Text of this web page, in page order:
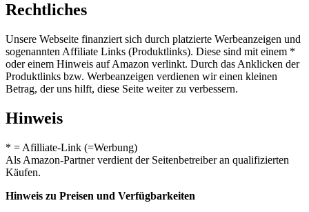
Rechtliches
Unsere Webseite finanziert sich durch platzierte Werbeanzeigen und
sogenannten Affiliate Links (Produktlinks). Diese sind mit einem *
oder einem Hinweis auf Amazon verlinkt. Durch das Anklicken der
Produktlinks bzw. Werbeanzeigen verdienen wir einen kleinen
Betrag, der uns hilft, diese Seite weiter zu verbessern.
Hinweis
* = Afilliate-Link (=Werbung)
Als Amazon-Partner verdient der Seitenbetreiber an qualifizierten
Käufen.
Hinweis zu Preisen und Verfügbarkeiten